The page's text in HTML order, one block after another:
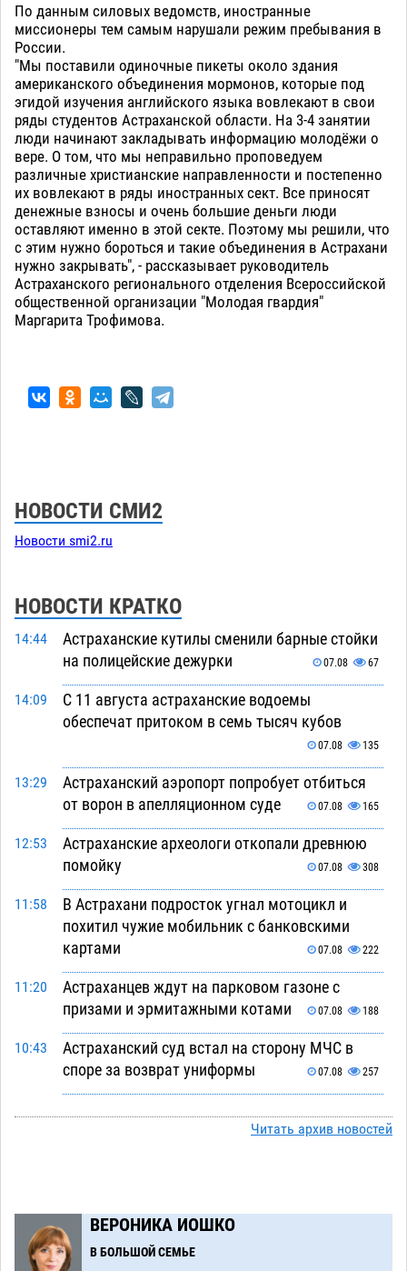
По данным силовых ведомств, иностранные
миссионеры тем самым нарушали режим пребывания в
России.
"Мы поставили одиночные пикеты около здания
американского объединения мормонов, которые под
эгидой изучения английского языка вовлекают в свои
ряды студентов Астраханской области. На 3-4 занятии
люди начинают закладывать информацию молодёжи о
вере. О том, что мы неправильно проповедуем
различные христианские направленности и постепенно
их вовлекают в ряды иностранных сект. Все приносят
денежные взносы и очень большие деньги люди
оставляют именно в этой секте. Поэтому мы решили, что
с этим нужно бороться и такие объединения в Астрахани
нужно закрывать", - рассказывает руководитель
Астраханского регионального отделения Всероссийской
общественной организации "Молодая гвардия"
Маргарита Трофимова.
НОВОСТИ СМИ2
Новости smi2.ru
НОВОСТИ КРАТКО
14:44
Астраханские кутилы сменили барные стойки
на полицейские дежурки
07.08 67
14:09
С 11 августа астраханские водоемы
обеспечат притоком в семь тысяч кубов
07.08 135
13:29
Астраханский аэропорт попробует отбиться
от ворон в апелляционном суде
07.08 165
12:53
Астраханские археологи откопали древнюю
помойку
07.08 308
11:58
В Астрахани подросток угнал мотоцикл и
похитил чужие мобильник с банковскими
картами
07.08 222
11:20
Астраханцев ждут на парковом газоне с
призами и эрмитажными котами
07.08 188
10:43
Астраханский суд встал на сторону МЧС в
споре за возврат униформы
07.08 257
гандболисты уступили казанским «драконам»
Краснодарской в Астрахани скончались
Читать архив новостей
ВЕРОНИКА ИОШКО
В БОЛЬШОЙ СЕМЬЕ